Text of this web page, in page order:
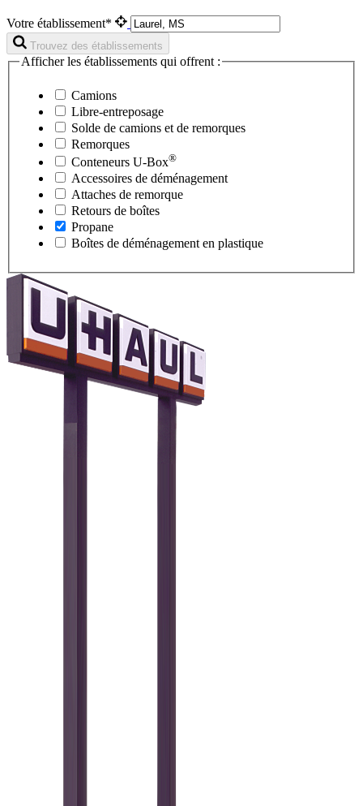
Votre établissement*
Trouvez des établissements
Afficher les établissements qui offrent :
Camions
Libre-entreposage
Solde de camions et de remorques
Remorques
Conteneurs U-Box®
Accessoires de déménagement
Attaches de remorque
Retours de boîtes
Propane
Boîtes de déménagement en plastique